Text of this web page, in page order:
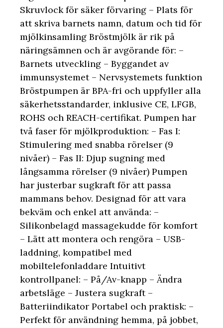
Skruvlock för säker förvaring – Plats för
att skriva barnets namn, datum och tid för
mjölkinsamling Bröstmjölk är rik på
näringsämnen och är avgörande för: –
Barnets utveckling – Byggandet av
immunsystemet – Nervsystemets funktion
Bröstpumpen är BPA-fri och uppfyller alla
säkerhetsstandarder, inklusive CE, LFGB,
ROHS och REACH-certifikat. Pumpen har
två faser för mjölkproduktion: – Fas I:
Stimulering med snabba rörelser (9
nivåer) – Fas II: Djup sugning med
långsamma rörelser (9 nivåer) Pumpen
har justerbar sugkraft för att passa
mammans behov. Designad för att vara
bekväm och enkel att använda: –
Silikonbelagd massagekudde för komfort
– Lätt att montera och rengöra – USB-
laddning, kompatibel med
mobiltelefonladdare Intuitivt
kontrollpanel: – På/Av-knapp – Ändra
arbetsläge – Justera sugkraft –
Batteriindikator Portabel och praktisk: –
Perfekt för användning hemma, på jobbet,